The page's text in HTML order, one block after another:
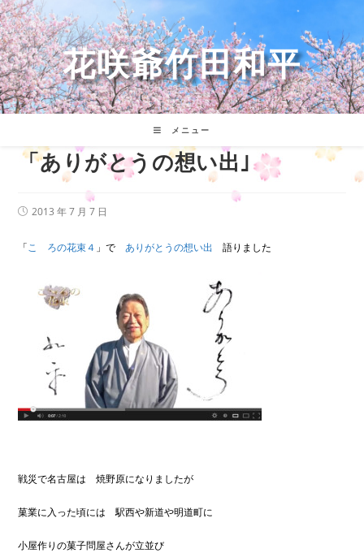
コ
ン
テ
ン
ツ
へ
ス
花咲爺竹田和平
メニュー
「ありがとうの想い出｣
投
開
2013 年 7 月 7 日
「こゝろの花束４ 」でありがとうの想い出 語りました
戦災で名古屋は 焼野原になりましたが
菓業に入った頃には 駅西や新道や明道町に
小屋作りの菓子問屋さんが立並び